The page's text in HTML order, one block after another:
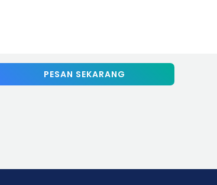
PESAN SEKARANG